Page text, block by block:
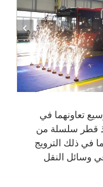
تعاونهما في
قطر سلسلة من
في ذلك الترويج
وسائل النقل